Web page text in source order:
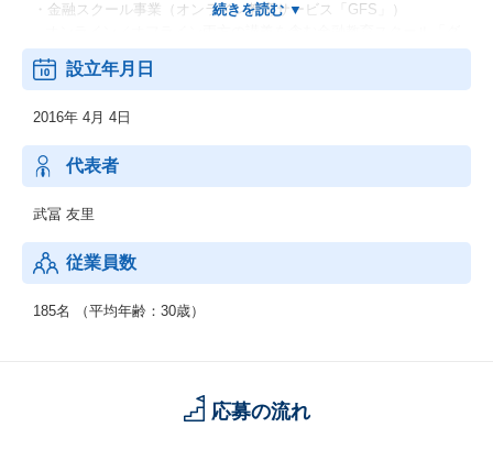
・金融スクール事業（オンライン教育サービス「GFS」）
ローバルファイナンシャルスクール（GFS）」を運営。
– 資産運用、金融、経済、歴史など幅広いテーマの講義を体系的に
設立年月日
2016年 4月 4日
代表者
武冨 友里
従業員数
185名 （平均年齢：30歳）
応募の流れ